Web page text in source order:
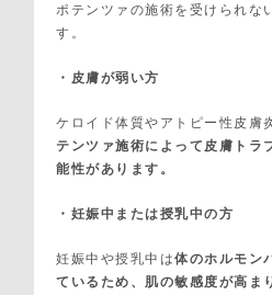
ポテンツァの施術を受けられな
す。
・皮膚が弱い方
ケロイド体質やアトピー性皮膚
テンツァ施術によって皮膚トラ
能性があります。
・妊娠中または授乳中の方
妊娠中や授乳中は体のホルモン
ているため、肌の敏感度が高ま